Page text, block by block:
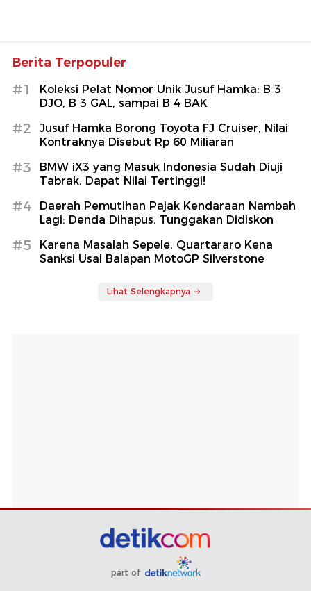
Berita Terpopuler
#1
Koleksi Pelat Nomor Unik Jusuf Hamka: B 3
DJO, B 3 GAL, sampai B 4 BAK
#2
Jusuf Hamka Borong Toyota FJ Cruiser, Nilai
Kontraknya Disebut Rp 60 Miliaran
#3
BMW iX3 yang Masuk Indonesia Sudah Diuji
Tabrak, Dapat Nilai Tertinggi!
#4
Daerah Pemutihan Pajak Kendaraan Nambah
Lagi: Denda Dihapus, Tunggakan Didiskon
#5
Karena Masalah Sepele, Quartararo Kena
Sanksi Usai Balapan MotoGP Silverstone
Lihat Selengkapnya
part of